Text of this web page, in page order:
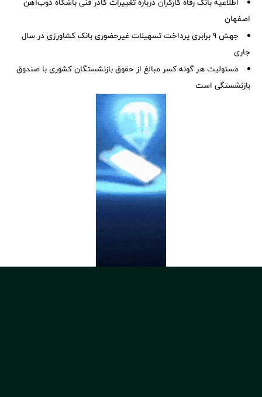
اصفهان
جهش 9 برابری پرداخت تسهیلات غیرحضوری بانک کشاورزی در سال
جاری
مسئولیت هر گونه کسر مبالغ از حقوق بازنشستگان کشوری با صندوق
بازنشستگی است